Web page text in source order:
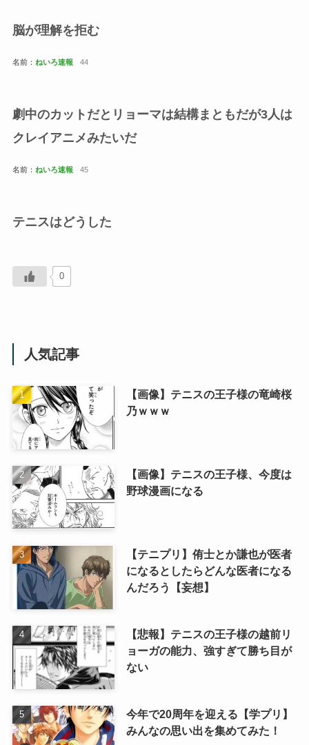
脳が理解を拒む
名前： ねいろ速報 44
劇中のカットだとリョーマは結構まともだが3人は
クレイアニメみたいだ
名前： ねいろ速報 45
テニスはどうした
0
人気記事
【画像】テニスの王子様の竜崎桜
乃ｗｗｗ
【画像】テニスの王子様、今度は
野球漫画になる
【テニプリ】侑士とか謙也が医者
になるとしたらどんな医者になる
んだろう【妄想】
【悲報】テニスの王子様の越前リ
ョーガの能力、強すぎて勝ち目が
ない
今年で20周年を迎える【学プリ】
みんなの思い出を集めてみた！